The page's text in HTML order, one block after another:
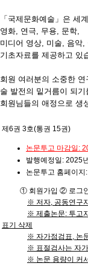
「국제문화예술」은 세
영화, 연극, 무용, 문학,
미디어 영상, 미술, 음악,
기초자료를 제공하고 있
회원 여러분의 소중한
술 발전의 밑거름이 되기
회원님들의 애정으로 생
제6권 3호(통권 15권)
논문투고 마감일:
발행예정일: 2025
논문투고 홈페이
① 회원가입 ② 로그인 ③
※ 저자, 공동연구
※ 제출논문: 투고
표기 삭제
※ 자가점검표, 논
※ 표절검사는 자
※ 논문 용량이 커